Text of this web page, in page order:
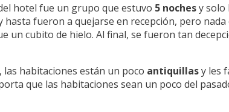
hotel fue un grupo que estuvo 5 nochesy solo
fueron a quejarse en recepción, pero nada
un cubito de hielo. Al final, se fueron tan
las habitaciones están un poco antiquillasy les
que las habitaciones sean un poco del